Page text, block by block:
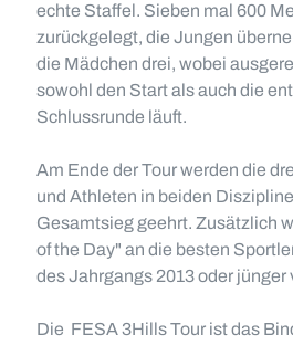
echte Staffel. Sieben mal 600
zurückgelegt, die Jungen
die Mädchen drei, wobei
sowohl den Start als auch die
Schlussrunde läuft.
Am Ende der Tour werden die
und Athleten in beiden
Gesamtsieg geehrt. Zusätzlich
of the Day" an die besten
des Jahrgangs 2013 oder jünger
Die FESA 3Hills Tour ist das